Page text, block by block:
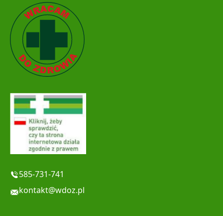
585-731-741
kontakt@wdoz.pl